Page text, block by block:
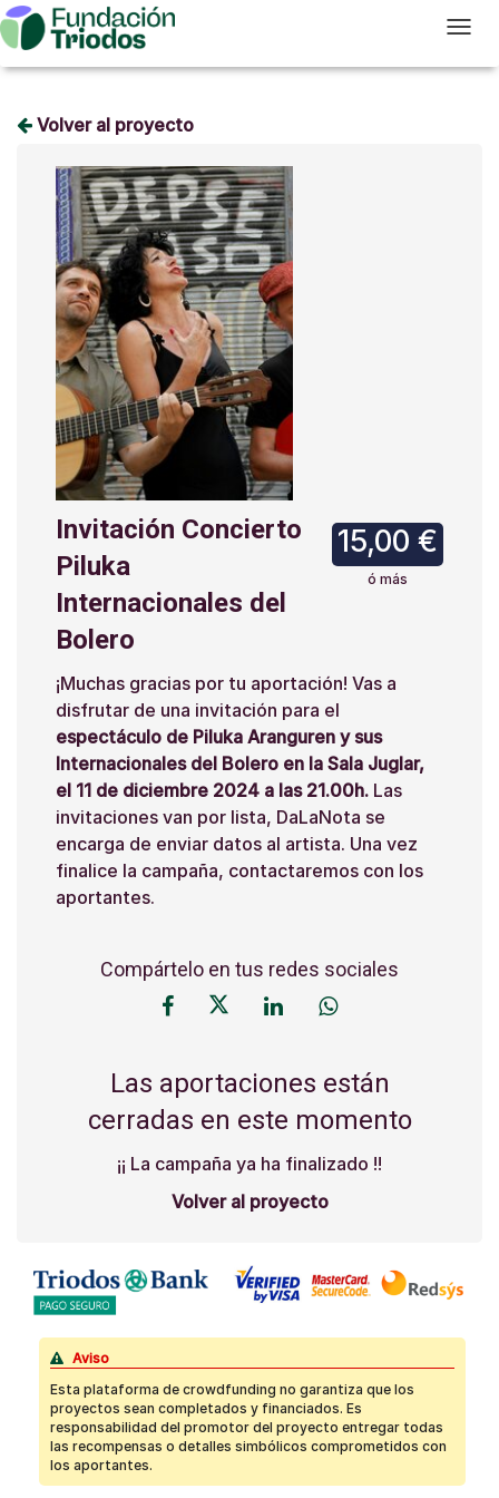
T
Volver al proyecto
15,00 €
ó más
Invitación Concierto
Piluka
Internacionales del
Bolero
¡Muchas gracias por tu aportación! Vas a
disfrutar de una invitación para el
espectáculo de Piluka Aranguren y sus
Internacionales del Bolero en la Sala Juglar,
el 11 de diciembre 2024 a las 21.00h. Las
invitaciones van por lista, DaLaNota se
encarga de enviar datos al artista. Una vez
finalice la campaña, contactaremos con los
aportantes.
Compártelo en tus redes sociales
Las aportaciones están
cerradas en este momento
¡¡ La campaña ya ha finalizado !!
Volver al proyecto
Aviso
Esta plataforma de crowdfunding no garantiza que los
proyectos sean completados y financiados. Es
responsabilidad del promotor del proyecto entregar todas
las recompensas o detalles simbólicos comprometidos con
los aportantes.